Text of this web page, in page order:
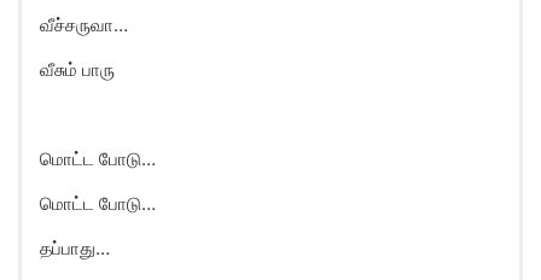
வீச்சருவா…
வீசும் பாரு
மொட்ட போடு…
மொட்ட போடு…
தப்பாது…